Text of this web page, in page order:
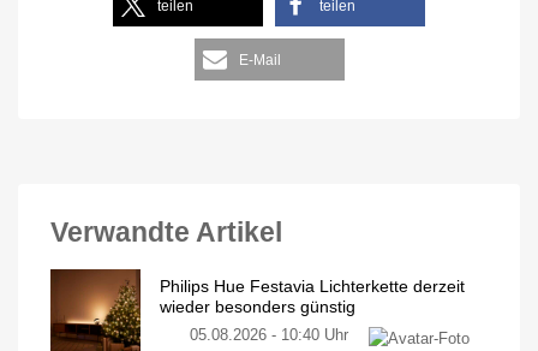
teilen teilen
E-Mail
Verwandte Artikel
Philips Hue Festavia Lichterkette derzeit
wieder besonders günstig
05.08.2026 - 10:40 Uhr